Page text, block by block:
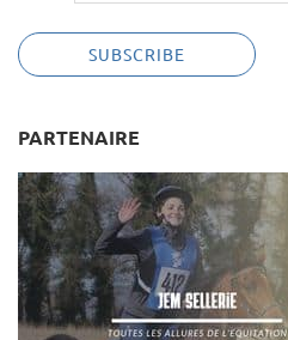
PARTENAIRE